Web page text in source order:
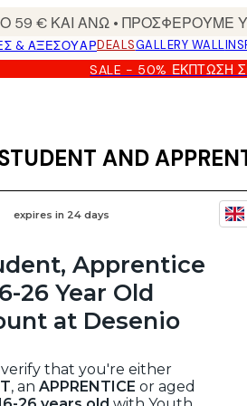
€ ΚΑΙ ΑΝΩ • ΠΡΟΣΦΕΡΟΥΜΕ
& ΑΞΕΣΟΥΆΡDEALSGALLERY WALL
SALE - 50% ΈΚΠΤΩΣΗ
AND